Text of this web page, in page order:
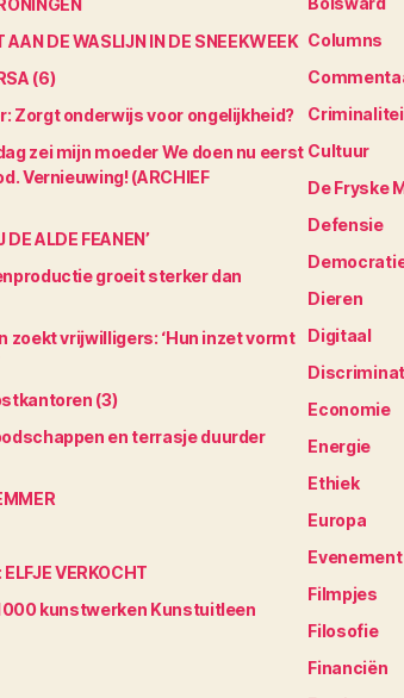
AAN DE WASLIJN IN DE SNEEKWEEK
(6)
Zorgt onderwijs voor ongelijkheid?
zei mijn moeder We doen nu eerst
Vernieuwing! (ARCHIEF
DE ALDE FEANEN’
groeit sterker dan
zoekt vrijwilligers: ‘Hun inzet vormt
(3)
en terrasje duurder
VERKOCHT
kunstwerken Kunstuitleen
Columns
Cultuur
De Fryske
Defensie
Dieren
Digitaal
Economie
Energie
Ethiek
Europa
Evenement
Filmpjes
Filosofie
Financiën